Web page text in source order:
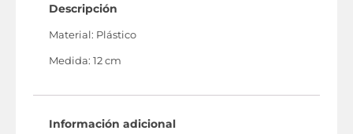
Descripción
Material: Plástico
Medida: 12 cm
Información adicional